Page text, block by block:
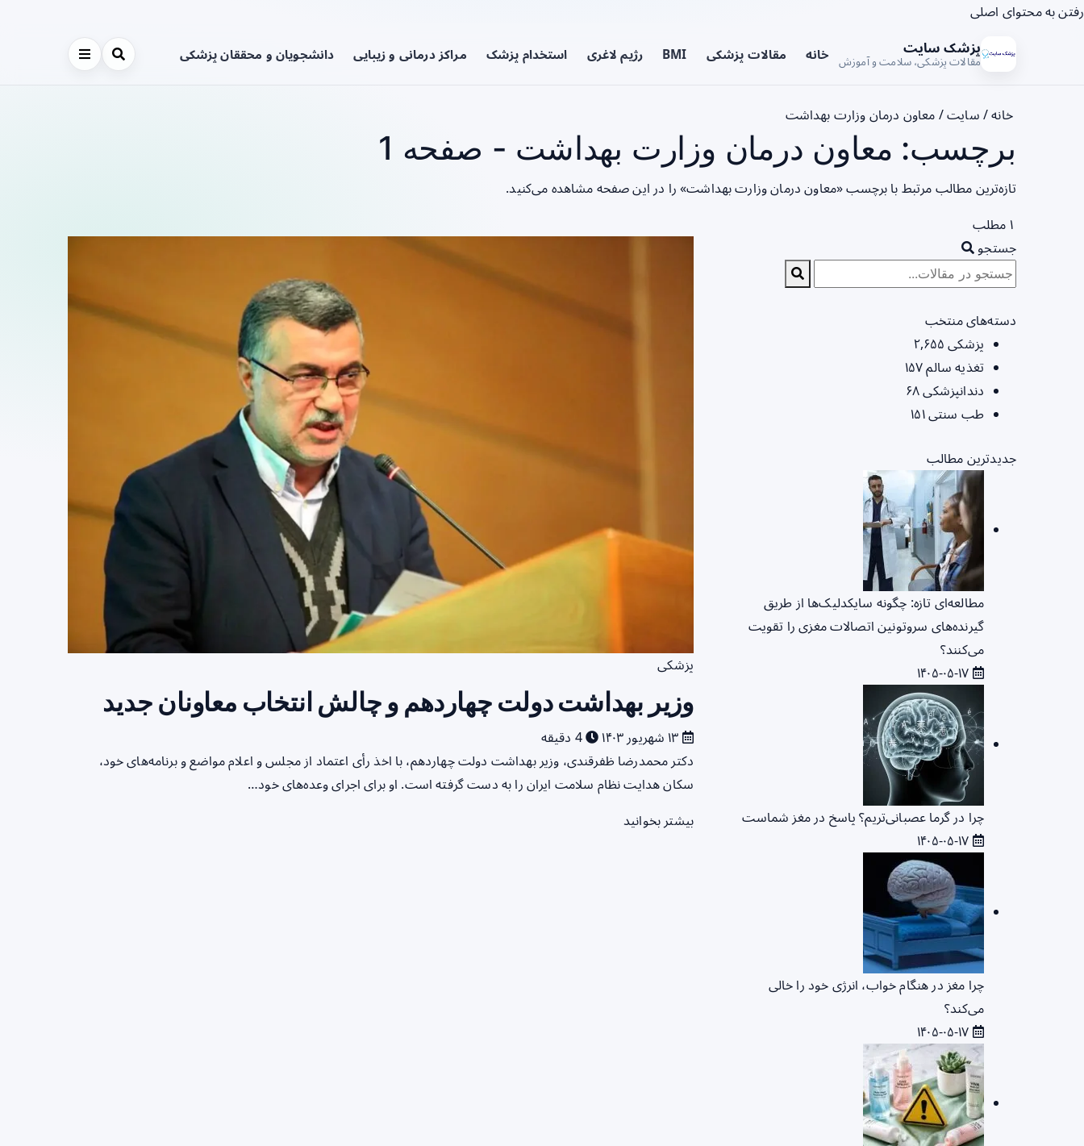
رفتن به محتوای اصلی
پزشک سایت
مقالات پزشکی، سلامت و آموزش خانه مقالات پزشکی BMI رژیم لاغری استخدام پزشک مراکز درمانی و زیبایی دانشجویان و محققان پزشکی
خانه/ سایت/ معاون درمان وزارت بهداشت
برچسب: معاون درمان وزارت بهداشت - صفحه 1
تازه‌ترین مطالب مرتبط با برچسب «معاون درمان وزارت بهداشت» را در این صفحه مشاهده می‌کنید.
۱ مطلب
پزشکی
وزیر بهداشت دولت چهاردهم و چالش انتخاب معاونان جدید
4 دقیقه
دکتر محمدرضا ظفرقندی، وزیر بهداشت دولت چهاردهم، با اخذ رأی اعتماد از مجلس و اعلام مواضع و برنامه‌های خود،
سکان هدایت نظام سلامت ایران را به دست گرفته است. او برای اجرای وعده‌های خود…
بیشتر بخوانید
جستجو
دسته‌های منتخب
پزشکی ۲,۶۵۵
تغذیه سالم۱۵۷
دندانپزشکی۶۸
طب سنتی۱۵۱
جدیدترین مطالب
مطالعه‌ای تازه: چگونه سایکدلیک‌ها از طریق
گیرنده‌های سروتونین اتصالات مغزی را تقویت
می‌کنند؟
چرا در گرما عصبانی‌تریم؟ پاسخ در مغز شماست
چرا مغز در هنگام خواب، انرژی خود را خالی
می‌کند؟